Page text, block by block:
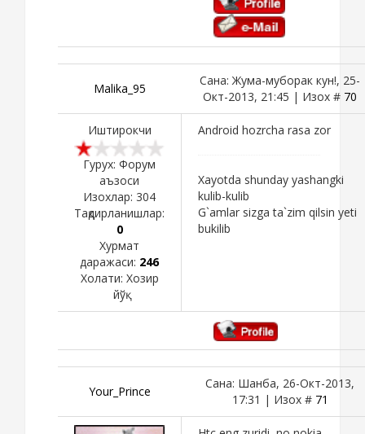
Malika_95
Сана: Жума-муборак кун!, 25-
Окт-2013, 21:45 | Изох # 70
Иштирокчи
Гурух: Форум
аъзоси
Изохлар: 304
Тақдирланишлар:
0
Хурмат
даражаси: 246
Холати: Хозир
йўқ
Android hozrcha rasa zor
Xayotda shunday yashangki
kulib-kulib
G`amlar sizga ta`zim qilsin yeti
bukilib
Your_Prince
Сана: Шанба, 26-Окт-2013,
17:31 | Изох # 71